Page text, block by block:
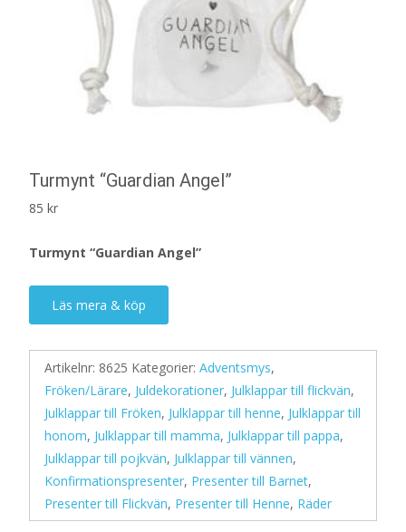
Turmynt “Guardian Angel”
85 kr
Turmynt “Guardian Angel”
Läs mera & köp
Artikelnr: 8625 Kategorier: Adventsmys,
Fröken/Lärare, Juldekorationer, Julklappar till flickvän,
Julklappar till Fröken, Julklappar till henne, Julklappar till
honom, Julklappar till mamma, Julklappar till pappa,
Julklappar till pojkvän, Julklappar till vännen,
Konfirmationspresenter, Presenter till Barnet,
Presenter till Flickvän, Presenter till Henne, Räder